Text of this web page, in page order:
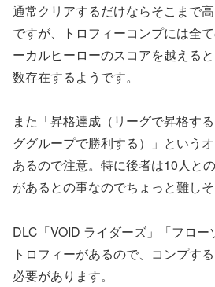
通常クリアするだけならそこまで
ですが、トロフィーコンプには全
ーカルヒーローのスコアを越える
数存在するようです。
また「昇格達成（リーグで昇格す
ググループで勝利する）」という
あるので注意。特に後者は10人と
があるとの事なのでちょっと難しそ
DLC「VOID ライダーズ」「フロ
トロフィーがあるので、コンプす
必要があります。